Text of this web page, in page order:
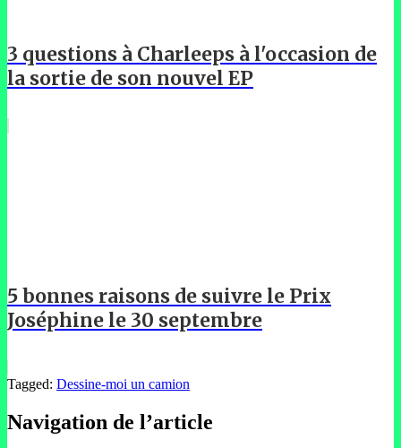
3 questions à Charleeps à l'occasion de
la sortie de son nouvel EP
5 bonnes raisons de suivre le Prix
Joséphine le 30 septembre
Tagged: Dessine-moi un camion
Navigation de l’article